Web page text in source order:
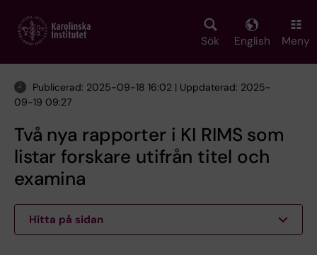
main
Sök English Meny
Publicerad: 2025-09-18 16:02 | Uppdaterad: 2025-
09-19 09:27
Två nya rapporter i KI RIMS som
listar forskare utifrån titel och
examina
Hitta på sidan